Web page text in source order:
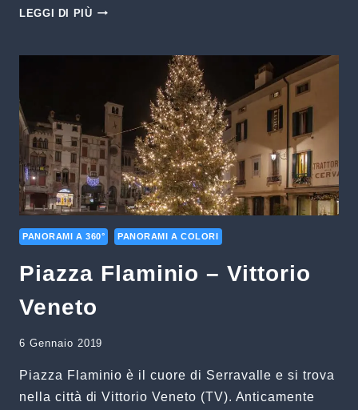
LEGGI DI PIÙCRISTO
PANORAMI A 360° PANORAMI A COLORI
Piazza Flaminio – Vittorio
Veneto
6 Gennaio 2019
Piazza Flaminio è il cuore di Serravalle e si trova
nella città di Vittorio Veneto (TV). Anticamente